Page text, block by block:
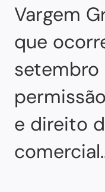
Vargem
que
setembro
e direito